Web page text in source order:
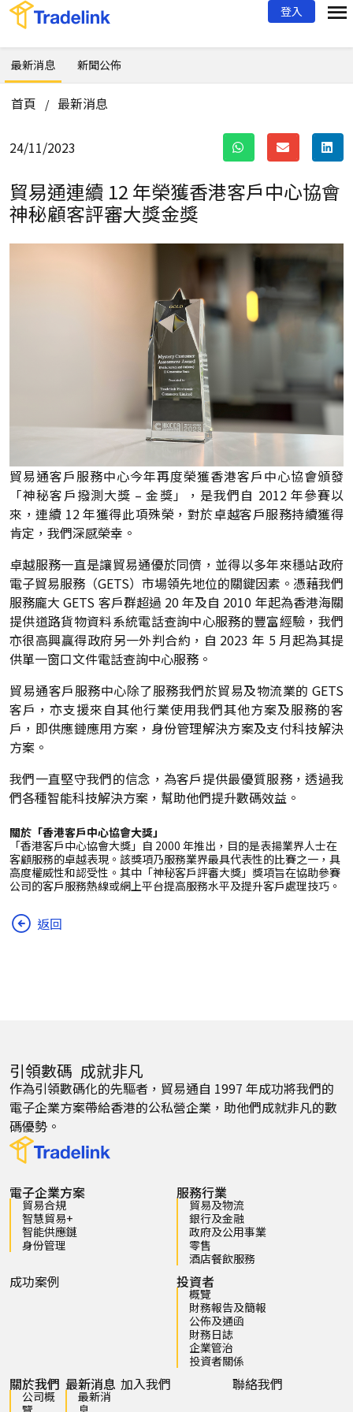
登入
最新消息 新聞公佈
首頁 / 最新消息
24/11/2023
貿易通連續 12 年榮獲香港客戶中心協會
神秘顧客評審大獎金獎
貿易通客戶服務中心今年再度榮獲香港客戶中心協會頒發
「神秘客戶撥測大獎 – 金獎」，是我們自 2012 年參賽以
來，連續 12 年獲得此項殊榮，對於卓越客戶服務持續獲得
肯定，我們深感榮幸。
卓越服務一直是讓貿易通優於同儕，並得以多年來穩站政府
電子貿易服務（GETS）市場領先地位的關鍵因素。憑藉我們
服務龐大 GETS 客戶群超過 20 年及自 2010 年起為香港海關
提供道路貨物資料系統電話查詢中心服務的豐富經驗，我們
亦很高興贏得政府另一外判合約，自 2023 年 5 月起為其提
供單一窗口文件電話查詢中心服務。
貿易通客戶服務中心除了服務我們於貿易及物流業的 GETS
客戶，亦支援來自其他行業使用我們其他方案及服務的客
戶，即供應鏈應用方案，身份管理解決方案及支付科技解決
方案。
我們一直堅守我們的信念，為客戶提供最優質服務，透過我
們各種智能科技解決方案，幫助他們提升數碼效益。
關於「香港客戶中心協會大獎」
「香港客戶中心協會大獎」自 2000 年推出，目的是表揚業界人士在
客顧服務的卓越表現。該獎項乃服務業界最具代表性的比賽之一，具
高度權威性和認受性。其中「神秘客戶評審大獎」獎項旨在協助參賽
公司的客戶服務熱線或網上平台提高服務水平及提升客戶處理技巧。
返回
引領數碼 成就非凡
作為引領數碼化的先驅者，貿易通自 1997 年成功將我們的
電子企業方案帶給香港的公私營企業，助他們成就非凡的數
碼優勢。
電子企業方案
貿易合規
智慧貿易+
智能供應鏈
身份管理
服務行業
貿易及物流
銀行及金融
政府及公用事業
零售
酒店餐飲服務
成功案例 投資者
概覽
財務報告及簡報
公佈及通函
財務日誌
企業管治
投資者關係
關於我們
公司概
最新消息
最新消
加入我們 聯絡我們